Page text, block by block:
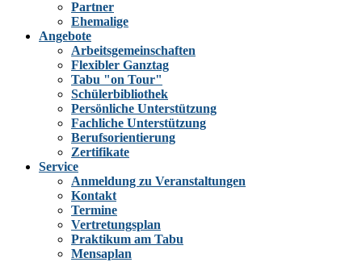
Partner
Ehemalige
Angebote
Arbeitsgemeinschaften
Flexibler Ganztag
Tabu "on Tour"
Schülerbibliothek
Persönliche Unterstützung
Fachliche Unterstützung
Berufsorientierung
Zertifikate
Service
Anmeldung zu Veranstaltungen
Kontakt
Termine
Vertretungsplan
Praktikum am Tabu
Mensaplan